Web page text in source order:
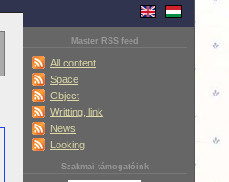
Master RSS feed
All content
Space
Object
Writting, link
News
Looking
Szakmai támogatóink